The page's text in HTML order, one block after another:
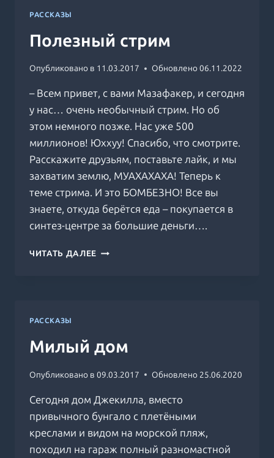
РАССКАЗЫ
Полезный стрим
Опубликовано в 11.03.2017 Обновлено06.11.2022
– Всем привет, с вами Мазафакер, и сегодня
у нас… очень необычный стрим. Но об
этом немного позже. Нас уже 500
миллионов! Юххуу! Спасибо, что смотрите.
Расскажите друзьям, поставьте лайк, и мы
захватим землю, МУАХАХАХА! Теперь к
теме стрима. И это БОМБЕЗНО! Все вы
знаете, откуда берётся еда – покупается в
синтез-центре за большие деньги….
ЧИТАТЬ ДАЛЕЕ ПОЛЕЗНЫЙ
РАССКАЗЫ
Милый дом
Опубликовано в 09.03.2017 Обновлено 25.06.2020
Сегодня дом Джекилла, вместо
привычного бунгало с плетёными
креслами и видом на морской пляж,
походил на гараж полный разномастной